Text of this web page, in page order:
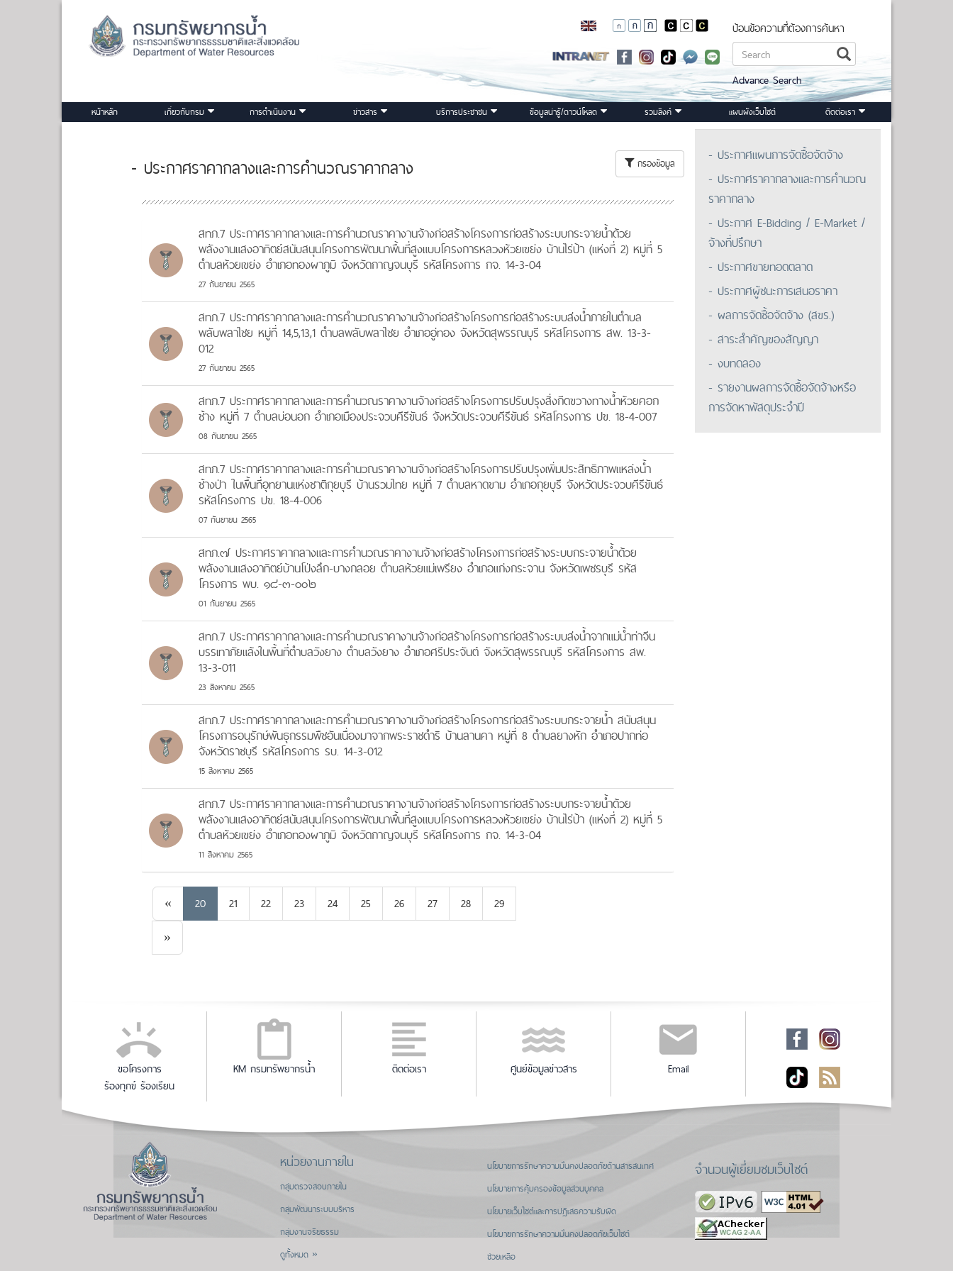
ป้อนข้อความที่ต้องการค้นหา
Advance Search
หน้าหลัก เกี่ยวกับกรม การดำเนินงาน ข่าวสาร บริการประชาชน ข้อมูลน่ารู้/ดาวน์โหลด รวมลิงค์ แผนผังเว็บไซต์ ติดต่อเรา
- ประกาศราคากลางและการคำนวณราคากลาง กรองข้อมูล
สทภ.7 ประกาศราคากลางและการคำนวณราคางานจ้างก่อสร้างโครงการก่อสร้างระบบกระจายน้ำด้วย
พลังงานแสงอาทิตย์สนับสนุนโครงการพัฒนาพื้นที่สูงแบบโครงการหลวงห้วยเขย่ง บ้านไร่ป้า (แห่งที่ 2) หมู่ที่ 5
ตำบลห้วยเขย่ง อำเภอทองผาภูมิ จังหวัดกาญจนบุรี รหัสโครงการ กจ. 14-3-04
27 กันยายน 2565
สทภ.7 ประกาศราคากลางและการคำนวณราคางานจ้างก่อสร้างโครงการก่อสร้างระบบส่งน้ำภายในตำบล
พลับพลาไชย หมู่ที่ 14,5,13,1 ตำบลพลับพลาไชย อำเภออู่ทอง จังหวัดสุพรรณบุรี รหัสโครงการ สพ. 13-3-
012
27 กันยายน 2565
สทภ.7 ประกาศราคากลางและการคำนวณราคางานจ้างก่อสร้างโครงการปรับปรุงสิ่งกีดขวางทางน้ำห้วยคอก
ช้าง หมู่ที่ 7 ตำบลบ่อนอก อำเภอเมืองประจวบคีรีขันธ์ จังหวัดประจวบคีรีขันธ์ รหัสโครงการ ปข. 18-4-007
08 กันยายน 2565
สทภ.7 ประกาศราคากลางและการคำนวณราคางานจ้างก่อสร้างโครงการปรับปรุงเพิ่มประสิทธิภาพแหล่งน้ำ
ช้างป่า ในพื้นที่อุทยานแห่งชาติกุยบุรี บ้านรวมไทย หมู่ที่ 7 ตำบลหาดขาม อำเภอกุยบุรี จังหวัดประจวบคีรีขันธ์
รหัสโครงการ ปข. 18-4-006
07 กันยายน 2565
สทภ.๗ ประกาศราคากลางและการคำนวณราคางานจ้างก่อสร้างโครงการก่อสร้างระบบกระจายน้ำด้วย
พลังงานแสงอาทิตย์บ้านโป่งลึก-บางกลอย ตำบลห้วยแม่เพรียง อำเภอแก่งกระจาน จังหวัดเพชรบุรี รหัส
โครงการ พบ. ๑๘-๓-๐๐๒
01 กันยายน 2565
สทภ.7 ประกาศราคากลางและการคำนวณราคางานจ้างก่อสร้างโครงการก่อสร้างระบบส่งน้ำจากแม่น้ำท่าจีน
บรรเทาภัยแล้งในพื้นที่ตำบลวังยาง ตำบลวังยาง อำเภอศรีประจันต์ จังหวัดสุพรรณบุรี รหัสโครงการ สพ.
13-3-011
23 สิงหาคม 2565
สทภ.7 ประกาศราคากลางและการคำนวณราคางานจ้างก่อสร้างโครงการก่อสร้างระบบกระจายน้ำ สนับสนุน
โครงการอนุรักษ์พันธุกรรมพืชอันเนื่องมาจากพระราชดำริ บ้านลานคา หมู่ที่ 8 ตำบลยางหัก อำเภอปากท่อ
จังหวัดราชบุรี รหัสโครงการ รบ. 14-3-012
15 สิงหาคม 2565
สทภ.7 ประกาศราคากลางและการคำนวณราคางานจ้างก่อสร้างโครงการก่อสร้างระบบกระจายน้ำด้วย
พลังงานแสงอาทิตย์สนับสนุนโครงการพัฒนาพื้นที่สูงแบบโครงการหลวงห้วยเขย่ง บ้านไร่ป้า (แห่งที่ 2) หมู่ที่ 5
ตำบลห้วยเขย่ง อำเภอทองผาภูมิ จังหวัดกาญจนบุรี รหัสโครงการ กจ. 14-3-04
11 สิงหาคม 2565
«Previous
20 21 22 23 24 25 26 27 28
29
»Next
- ประกาศแผนการจัดซื้อจัดจ้าง
- ประกาศราคากลางและการคำนวณ
ราคากลาง
- ประกาศ E-Bidding / E-Market /
จ้างที่ปรึกษา
- ประกาศขายทอดตลาด
- ประกาศผู้ชนะการเสนอราคา
- ผลการจัดซื้อจัดจ้าง (สขร.)
- สาระสำคัญของสัญญา
- งบทดลอง
- รายงานผลการจัดซื้อจัดจ้างหรือ
การจัดหาพัสดุประจำปี
ขอโครงการ
ร้องทุกข์ ร้องเรียน
KM กรมทรัพยากรน้ำ ติดต่อเรา ศูนย์ข้อมูลข่าวสาร Email
หน่วยงานภายใน
กลุ่มตรวจสอบภายใน
กลุ่มพัฒนาระบบบริหาร
กลุ่มงานจริยธรรม
ดูทั้งหมด »
นโยบายการรักษาความมั่นคงปลอดภัยด้านสารสนเทศ
นโยบายการคุ้มครองข้อมูลส่วนบุคคล
นโยบายเว็บไซต์และการปฏิเสธความรับผิด
นโยบายการรักษาความมั่นคงปลอดภัยเว็บไซต์
ช่วยเหลือ
จำนวนผู้เยี่ยมชมเว็บไซต์